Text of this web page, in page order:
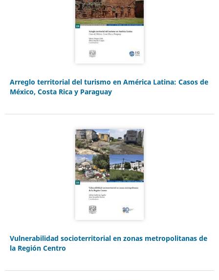
Arreglo territorial del turismo en América Latina: Casos de
México, Costa Rica y Paraguay
Vulnerabilidad socioterritorial en zonas metropolitanas de
la Región Centro